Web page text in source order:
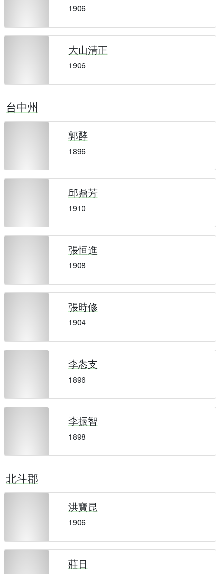
1906
大山清正
1906
台中州
郭酵
1896
邱鼎芳
1910
張恒進
1908
張時修
1904
李怣支
1896
李振智
1898
北斗郡
洪寶昆
1906
莊日